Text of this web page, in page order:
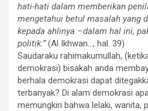
hati-hati dalam memberikan
mengetahui betul masalah yang
kepada ahlinya –dalam hal ini,
politik.”(Al Ikhwan…, hal. 39)
Saudaraku rahimakumullah,
demokrasi) bisakah anda
berhala demokrasi dapat
terbanyak? Di alam demokrasi
memungkiri bahwa lelaki, wanita,